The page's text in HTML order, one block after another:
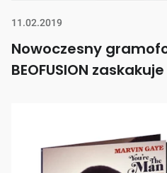
11.02.2019
Nowoczesny
BEOFUSION